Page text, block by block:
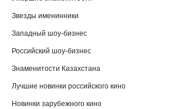
Звезды именинники
Западный шоу-бизнес
Российский шоу-бизнес
Знаменитости Казахстана
Лучшие новинки российского кино
Новинки зарубежного кино